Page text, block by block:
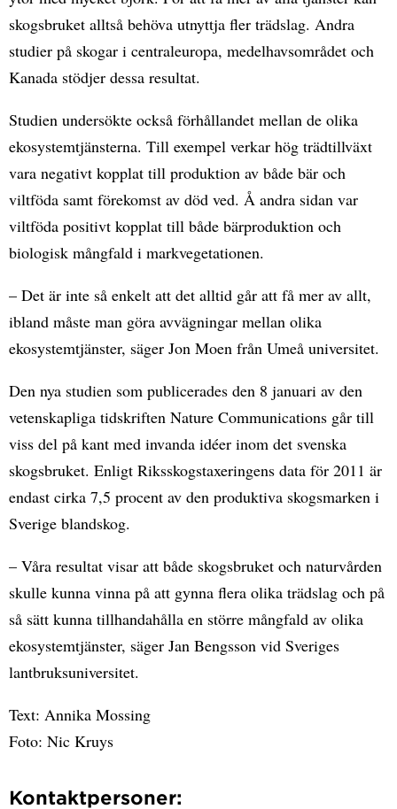
skogsbruket alltså behöva utnyttja fler trädslag. Andra
studier på skogar i centraleuropa, medelhavsområdet och
Kanada stödjer dessa resultat.
Studien undersökte också förhållandet mellan de olika
ekosystemtjänsterna. Till exempel verkar hög trädtillväxt
vara negativt kopplat till produktion av både bär och
viltföda samt förekomst av död ved. Å andra sidan var
viltföda positivt kopplat till både bärproduktion och
biologisk mångfald i markvegetationen.
– Det är inte så enkelt att det alltid går att få mer av allt,
ibland måste man göra avvägningar mellan olika
ekosystemtjänster, säger Jon Moen från Umeå universitet.
Den nya studien som publicerades den 8 januari av den
vetenskapliga tidskriften Nature Communications går till
viss del på kant med invanda idéer inom det svenska
skogsbruket. Enligt Riksskogstaxeringens data för 2011 är
endast cirka 7,5 procent av den produktiva skogsmarken i
Sverige blandskog.
– Våra resultat visar att både skogsbruket och naturvården
skulle kunna vinna på att gynna flera olika trädslag och på
så sätt kunna tillhandahålla en större mångfald av olika
ekosystemtjänster, säger Jan Bengsson vid Sveriges
lantbruksuniversitet.
Text: Annika Mossing
Foto: Nic Kruys
Kontaktpersoner: